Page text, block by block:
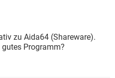
TIKTOK
INSTAGRAM
zu Aida64 (Shareware).
Programm?